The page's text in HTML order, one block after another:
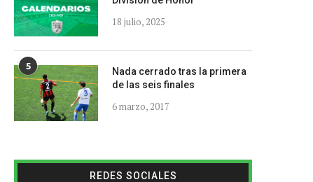
18 julio, 2025
5
Nada cerrado tras la primera
de las seis finales
6 marzo, 2017
REDES SOCIALES